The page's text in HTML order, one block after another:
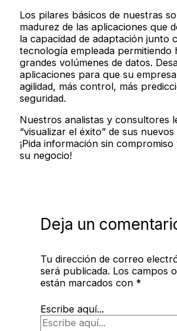
Los pilares básicos de nuestras
madurez de las aplicaciones que
la capacidad de adaptación junto
tecnología empleada permitiendo
grandes volúmenes de datos.
aplicaciones para que su
agilidad, más control, más
seguridad.
Nuestros analistas y consultores
“visualizar el éxito” de sus
¡Pida información sin
su negocio!
Deja un
Tu dirección de correo
será publicada. Los campos
están marcados con *
Escribe aquí...